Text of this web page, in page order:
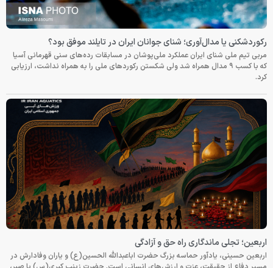
رکوردشکنی یا مدال‌آوری؛ شنای جوانان ایران در تایلند موفق بود؟
مربی تیم ملی شنای ایران عملکرد ملی‌پوشان در مسابقات رده‌های سنی قهرمانی آسیا
که با کسب ۹ مدال همراه شد ولی شکستن رکوردهای ملی را به همراه نداشت، ارزیابی
کرد.
اربعین؛ تجلی ماندگاری راه حق و آزادگی
اربعین حسینی، یادآور حماسه بزرگ حضرت اباعبدالله الحسین(ع) و یاران وفادارش در